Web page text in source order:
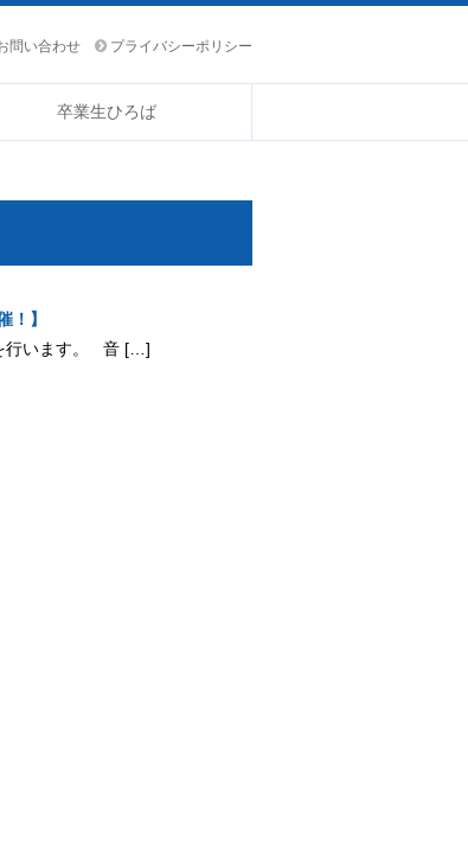
問い合わせ プライバシーポリシー
卒業生ひろば
！】
行います。 音 […]